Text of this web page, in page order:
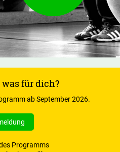
für dich?
ab September 2026.
Programms